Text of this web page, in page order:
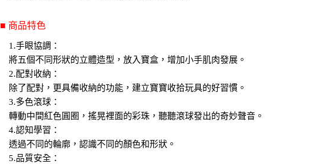
■ 商品特色
1.手眼協調：
將五個不同形狀的立體造型，放入寶盒，增加小手肌肉發展。
2.配對收納：
除了配對，更具備收納的功能，建立寶寶收拾玩具的好習慣。
3.多色滾球：
轉動中間紅色圓圈，搖晃裡面的彩珠，聽聽滾球發出的奇妙聲音。
4.認知學習：
透過不同的輪廓，認識不同的顏色和形狀。
5.品質安全：